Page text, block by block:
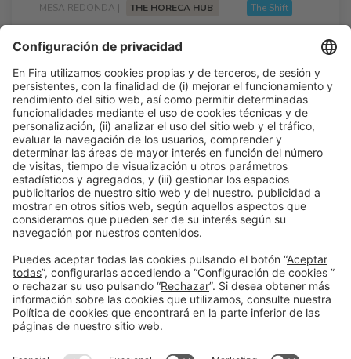
MESA REDONDA | THE HORECA HUB The Shift
Cuando HORECA y Retail se alían
Lun 23
10:20h - 10:50h
Talk Stage 1 - The Horeca Hub
Acceso libre
Leer más